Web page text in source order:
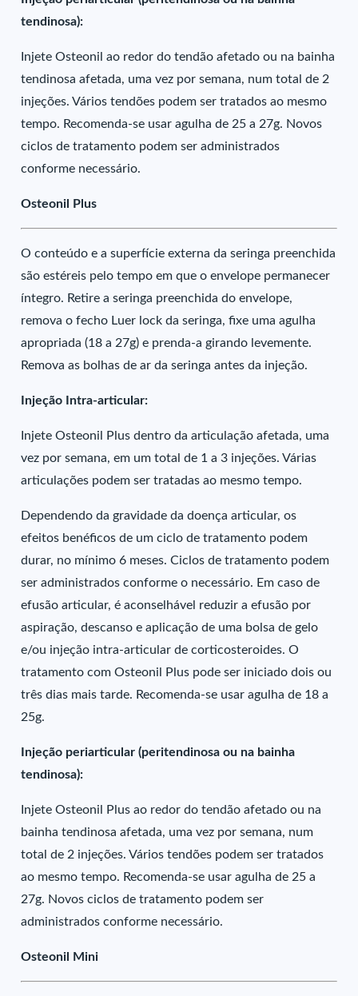
tendinosa):
Injete Osteonil ao redor do tendão afetado ou na bainha
tendinosa afetada, uma vez por semana, num total de 2
injeções. Vários tendões podem ser tratados ao mesmo
tempo. Recomenda-se usar agulha de 25 a 27g. Novos
ciclos de tratamento podem ser administrados
conforme necessário.
Osteonil Plus
O conteúdo e a superfície externa da seringa preenchida
são estéreis pelo tempo em que o envelope permanecer
íntegro. Retire a seringa preenchida do envelope,
remova o fecho Luer lock da seringa, fixe uma agulha
apropriada (18 a 27g) e prenda-a girando levemente.
Remova as bolhas de ar da seringa antes da injeção.
Injeção Intra-articular:
Injete Osteonil Plus dentro da articulação afetada, uma
vez por semana, em um total de 1 a 3 injeções. Várias
articulações podem ser tratadas ao mesmo tempo.
Dependendo da gravidade da doença articular, os
efeitos benéficos de um ciclo de tratamento podem
durar, no mínimo 6 meses. Ciclos de tratamento podem
ser administrados conforme o necessário. Em caso de
efusão articular, é aconselhável reduzir a efusão por
aspiração, descanso e aplicação de uma bolsa de gelo
e/ou injeção intra-articular de corticosteroides. O
tratamento com Osteonil Plus pode ser iniciado dois ou
três dias mais tarde. Recomenda-se usar agulha de 18 a
25g.
Injeção periarticular (peritendinosa ou na bainha
tendinosa):
Injete Osteonil Plus ao redor do tendão afetado ou na
bainha tendinosa afetada, uma vez por semana, num
total de 2 injeções. Vários tendões podem ser tratados
ao mesmo tempo. Recomenda-se usar agulha de 25 a
27g. Novos ciclos de tratamento podem ser
administrados conforme necessário.
Osteonil Mini